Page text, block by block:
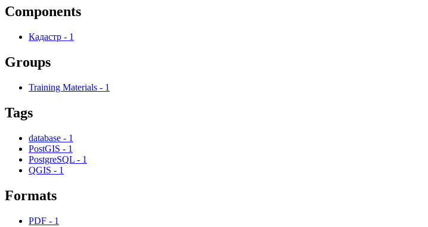
Components
Кадастр - 1
Groups
Training Materials - 1
Tags
database - 1
PostGIS - 1
PostgreSQL - 1
QGIS - 1
Formats
PDF - 1